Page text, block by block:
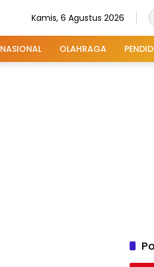
Kamis, 6 Agustus 2026
NASIONAL OLAHRAGA